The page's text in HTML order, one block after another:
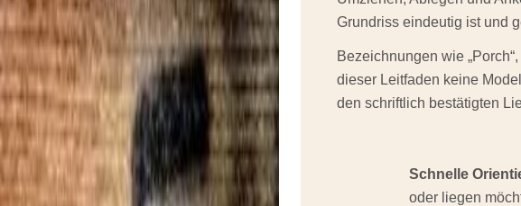
Grundriss eindeutig ist und
Bezeichnungen wie
dieser Leitfaden keine
den schriftlich bestätigten
Schnelle
oder liegen